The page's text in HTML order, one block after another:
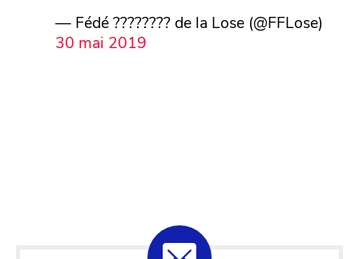
— Fédé ???????? de la Lose (@FFLose)
30 mai 2019